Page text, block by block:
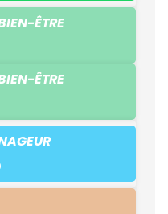
ÊTRE
ÊTRE